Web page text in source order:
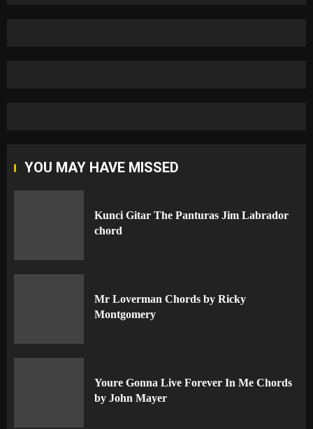
YOU MAY HAVE MISSED
Kunci Gitar The Panturas Jim Labrador
chord
Mr Loverman Chords by Ricky
Montgomery
Youre Gonna Live Forever In Me Chords
by John Mayer